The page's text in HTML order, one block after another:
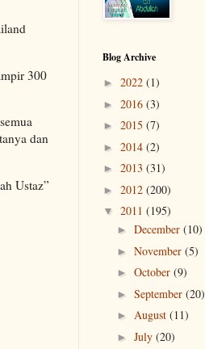
300
dan
Ustaz”
Blog Archive
► 2022 (1)
► 2016 (3)
► 2015 (7)
► 2014 (2)
► 2013 (31)
► 2012 (200)
▼ 2011 (195)
► December (10)
► November (5)
► October (9)
► September (20)
► August (11)
► July (20)